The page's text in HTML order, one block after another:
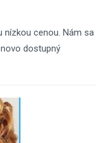
nízkou cenou. Nám sa
dostupný